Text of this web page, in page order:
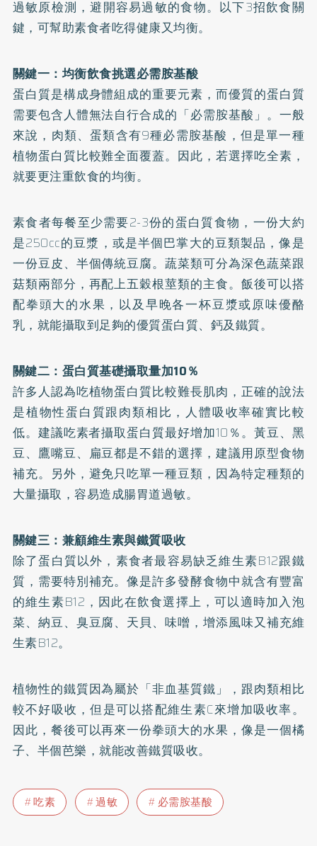
過敏原檢測，避開容易過敏的食物。以下3招飲食關
鍵，可幫助素食者吃得健康又均衡。
關鍵一：均衡飲食挑選必需胺基酸
蛋白質是構成身體組成的重要元素，而優質的蛋白質
需要包含人體無法自行合成的「必需胺基酸」。一般
來說，肉類、蛋類含有9種必需胺基酸，但是單一種
植物蛋白質比較難全面覆蓋。因此，若選擇吃全素，
就要更注重飲食的均衡。
素食者每餐至少需要2-3份的蛋白質食物，一份大約
是250cc的豆漿，或是半個巴掌大的豆類製品，像是
一份豆皮、半個傳統豆腐。蔬菜類可分為深色蔬菜跟
菇類兩部分，再配上五穀根莖類的主食。飯後可以搭
配拳頭大的水果，以及早晚各一杯豆漿或原味優酪
乳，就能攝取到足夠的優質蛋白質、 鈣及鐵質。
關鍵二：蛋白質基礎攝取量加10％
許多人認為吃植物蛋白質比較難長肌肉，正確的說法
是植物性蛋白質跟肉類相比，人體吸收率確實比較
低。建議吃素者攝取蛋白質最好增加10％。黃豆、黑
豆、鷹嘴豆、扁豆都是不錯的選擇，建議用原型食物
補充。另外，避免只吃單一種豆類，因為特定種類的
大量攝取，容易造成腸胃道過敏。
關鍵三：兼顧維生素與鐵質吸收
除了蛋白質以外，素食者最容易缺乏維生素B12跟鐵
質，需要特別補充。像是許多發酵食物中就含有豐富
的維生素B12，因此在飲食選擇上，可以適時加入泡
菜、納豆、臭豆腐、天貝、味噌，增添風味又補充維
生素B12。
植物性的鐵質因為屬於「非血基質鐵」，跟肉類相比
較不好吸收，但是可以搭配維生素C來增加吸收率。
因此，餐後可以再來一份拳頭大的水果，像是一個橘
子、半個芭樂，就能改善鐵質吸收。
吃素 過敏 必需胺基酸